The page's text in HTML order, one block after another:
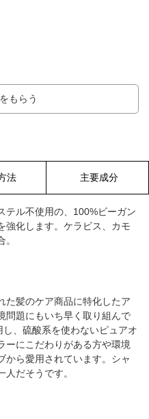
もらう
法 主要成分
テル不使用の、100%ビーガン
強化します。ケラビス、カモ
た髪のケア商品に特化したア
問題にもいち早く取り組んで
、硫酸系を使わないピュアオ
ーにこだわりがある方や環境
から愛用されています。シャ
だそうです。